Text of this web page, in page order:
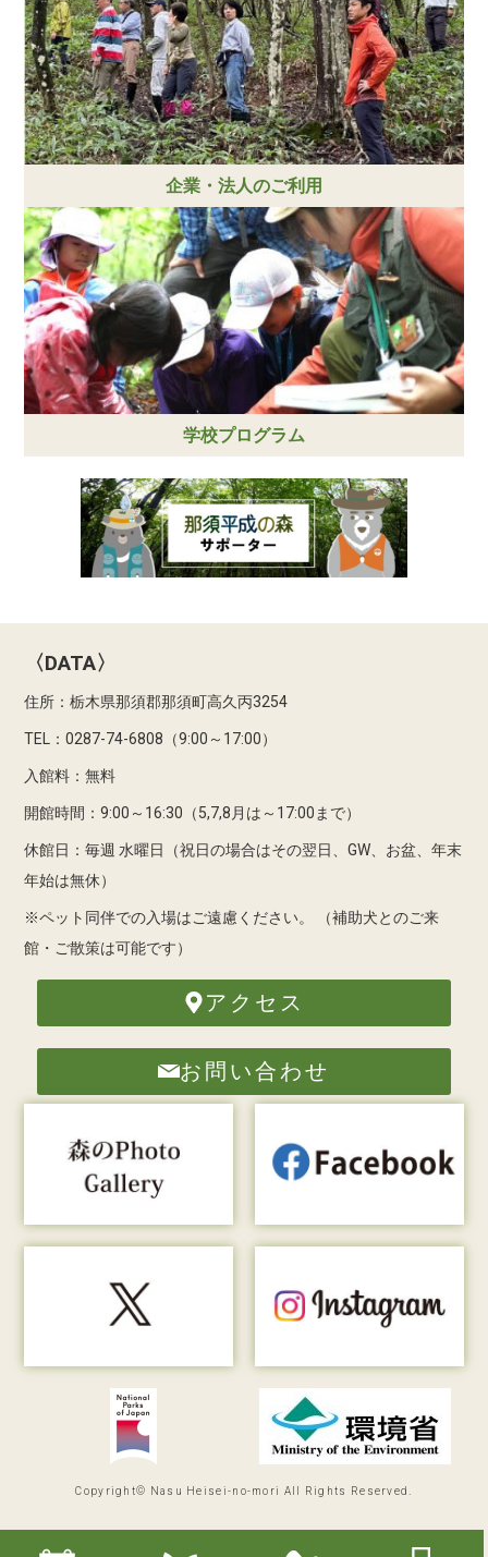
企業・法人のご利用
学校プログラム
〈DATA〉
住所：栃木県那須郡那須町高久丙3254
TEL：0287-74-6808（9:00～17:00）
入館料：無料
開館時間：9:00～16:30（5,7,8月は～17:00まで）
休館日：毎週 水曜日（祝日の場合はその翌日、GW、お盆、年末
年始は無休）
※ペット同伴での入場はご遠慮ください。
（補助犬とのご来
館・ご散策は可能です）
アクセス
お問い合わせ
Copyright© Nasu Heisei-no-mori All Rights Reserved.